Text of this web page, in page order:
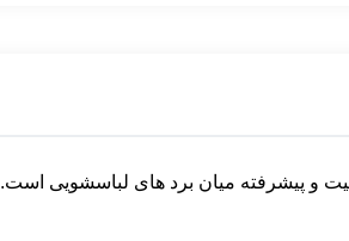
و پیشرفته میان برد های لباسشویی است.